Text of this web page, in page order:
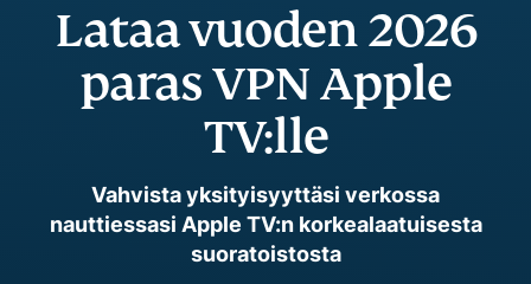
Lataa vuoden 2026
paras VPN Apple
TV:lle
Vahvista yksityisyyttäsi verkossa
nauttiessasi Apple TV:n korkealaatuisesta
suoratoistosta